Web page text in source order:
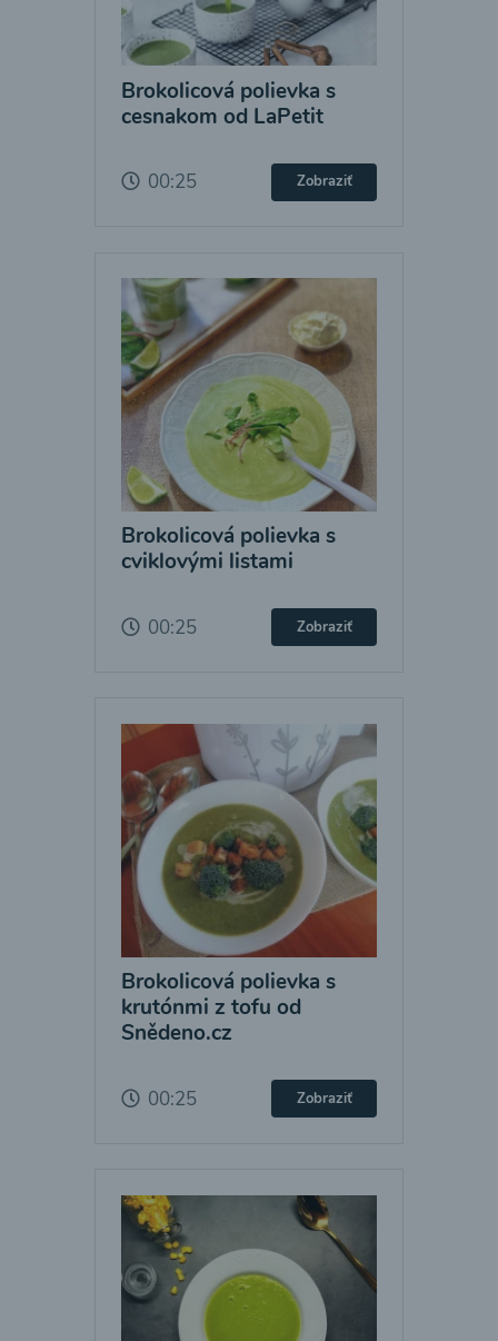
Brokolicová polievka s
cesnakom od LaPetit
00:25 Zobraziť
Brokolicová polievka s
cviklovými listami
00:25 Zobraziť
Brokolicová polievka s
krutónmi z tofu od
Snědeno.cz
00:25 Zobraziť